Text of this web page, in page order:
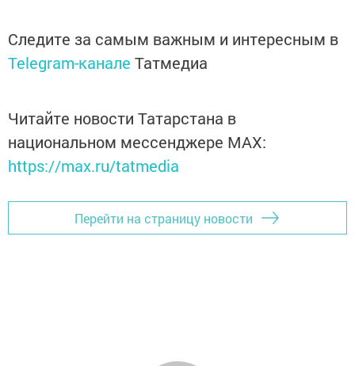
Следите за самым важным и интересным в
Telegram-канале Татмедиа
Читайте новости Татарстана в
национальном мессенджере MАХ:
https://max.ru/tatmedia
Перейти на страницу новости